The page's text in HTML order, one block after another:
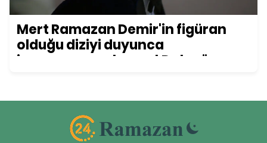
Mert Ramazan Demir'in figüran
olduğu diziyi duyunca
inanamayacaksınız! Daha önce